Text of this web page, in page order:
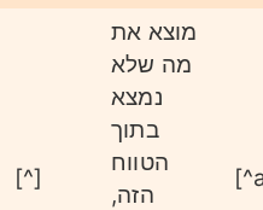
[^]
מוצא את
מה שלא
נמצא
בתוך
הטווח
הזה,